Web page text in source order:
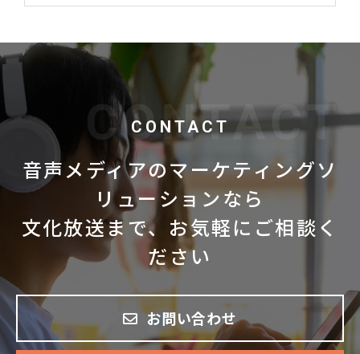
CONTACT
音声メディアのマーケティングソ
リューションなら
文化放送まで、お気軽にご相談く
ださい
お問い合わせ